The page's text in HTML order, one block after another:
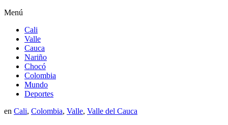
Menú
Cali
Valle
Cauca
Nariño
Chocó
Colombia
Mundo
Deportes
en Cali, Colombia, Valle, Valle del Cauca